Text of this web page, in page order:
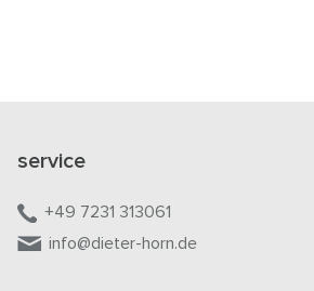
service
+49 7231 313061
info@dieter-horn.de